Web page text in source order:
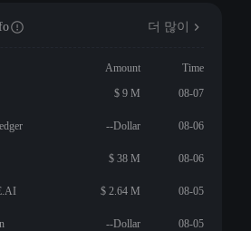
더 많이
Amount
Time
$ 9 M 08-07
--Dollar 08-06
$ 38 M 08-06
$ 2.64 M 08-05
--Dollar 08-05